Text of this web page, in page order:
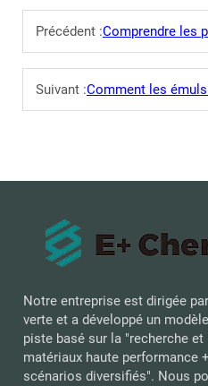
Précédent :Comprendre les propriétés
Suivant :Comment les émulsions
Notre entreprise est dirigée
verte et a développé un
piste basé sur la "recherche
matériaux haute performance
scénarios diversifiés". Nous